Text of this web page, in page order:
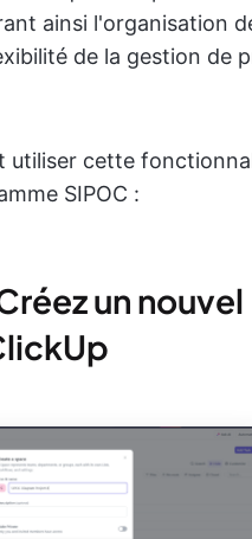
ainsi l'organisation
de la gestion de
utiliser cette
SIPOC :
un nouvel